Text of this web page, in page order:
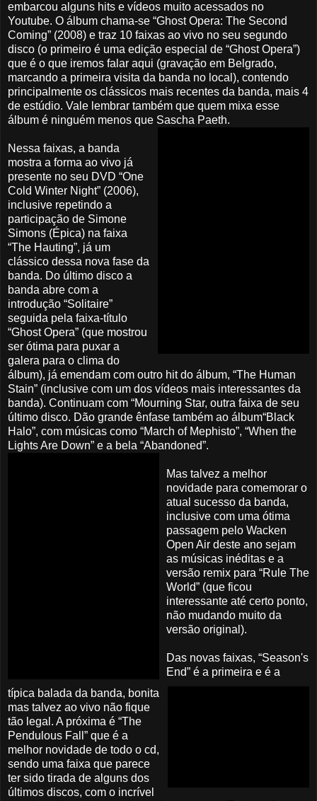
embarcou alguns hits e vídeos muito acessados no
Youtube. O álbum chama-se “Ghost Opera: The Second
Coming” (2008) e traz 10 faixas ao vivo no seu segundo
disco (o primeiro é uma edição especial de “Ghost Opera”)
que é o que iremos falar aqui (gravação em Belgrado,
marcando a primeira visita da banda no local), contendo
principalmente os clássicos mais recentes da banda, mais 4
de estúdio. Vale lembrar também que quem mixa esse
álbum é ninguém menos que Sascha Paeth.
Nessa faixas, a banda
mostra a forma ao vivo já
presente no seu DVD “One
Cold Winter Night” (2006),
inclusive repetindo a
participação de Simone
Simons (Épica) na faixa
“The Hauting”, já um
clássico dessa nova fase da
banda. Do último disco a
banda abre com a
introdução “Solitaire”
seguida pela faixa-título
“Ghost Opera” (que mostrou
ser ótima para puxar a
galera para o clima do
álbum), já emendam com outro hit do álbum, “The Human
Stain” (inclusive com um dos vídeos mais interessantes da
banda). Continuam com “Mourning Star, outra faixa de seu
último disco. Dão grande ênfase também ao álbum“Black
Halo”, com músicas como “March of Mephisto”, “When the
Lights Are Down” e a bela “Abandoned”.
Mas talvez a melhor
novidade para comemorar o
atual sucesso da banda,
inclusive com uma ótima
passagem pelo Wacken
Open Air deste ano sejam
as músicas inéditas e a
versão remix para “Rule The
World” (que ficou
interessante até certo ponto,
não mudando muito da
versão original).
Das novas faixas, “Season's
End” é a primeira e é a
típica balada da banda, bonita
mas talvez ao vivo não fique
tão legal. A próxima é “The
Pendulous Fall” que é a
melhor novidade de todo o cd,
sendo uma faixa que parece
ter sido tirada de alguns dos
últimos discos, com o incrível